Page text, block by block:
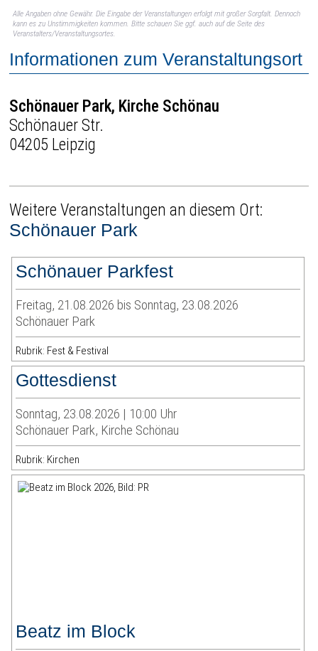
Alle Angaben ohne Gewähr. Die Eingabe der Veranstaltungen erfolgt mit großer Sorgfalt. Dennoch
kann es zu Unstimmigkeiten kommen. Bitte schauen Sie ggf. auch auf die Seite des
Veranstalters/Veranstaltungsortes.
Informationen zum Veranstaltungsort
Schönauer Park, Kirche Schönau
Schönauer Str.
04205 Leipzig
Weitere Veranstaltungen an diesem Ort:
Schönauer Park
Schönauer Parkfest
Freitag, 21.08.2026 bis Sonntag, 23.08.2026
Schönauer Park
Rubrik: Fest & Festival
Gottesdienst
Sonntag, 23.08.2026 | 10:00 Uhr
Schönauer Park, Kirche Schönau
Rubrik: Kirchen
Beatz im Block